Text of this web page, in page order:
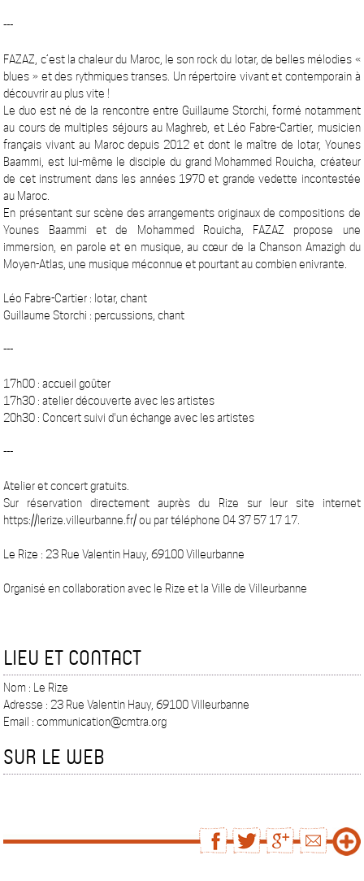
---
FAZAZ, c’est la chaleur du Maroc, le son rock du lotar, de belles mélodies «
blues » et des rythmiques transes. Un répertoire vivant et contemporain à
découvrir au plus vite !
Le duo est né de la rencontre entre Guillaume Storchi, formé notamment
au cours de multiples séjours au Maghreb, et Léo Fabre-Cartier, musicien
français vivant au Maroc depuis 2012 et dont le maître de lotar, Younes
Baammi, est lui-même le disciple du grand Mohammed Rouicha, créateur
de cet instrument dans les années 1970 et grande vedette incontestée
au Maroc.
En présentant sur scène des arrangements originaux de compositions de
Younes Baammi et de Mohammed Rouicha, FAZAZ propose une
immersion, en parole et en musique, au cœur de la Chanson Amazigh du
Moyen-Atlas, une musique méconnue et pourtant au combien enivrante.
Léo Fabre-Cartier : lotar, chant
Guillaume Storchi : percussions, chant
---
17h00 : accueil goûter
17h30 : atelier découverte avec les artistes
20h30 : Concert suivi d'un échange avec les artistes
---
Atelier et concert gratuits.
Sur réservation directement auprès du Rize sur leur site internet
https://lerize.villeurbanne.fr/ ou par téléphone 04 37 57 17 17.
Le Rize : 23 Rue Valentin Hauy, 69100 Villeurbanne
Organisé en collaboration avec le Rize et la Ville de Villeurbanne
LIEU ET CONTACT
Nom : Le Rize
Adresse : 23 Rue Valentin Hauy, 69100 Villeurbanne
Email : communication@cmtra.org
SUR LE WEB